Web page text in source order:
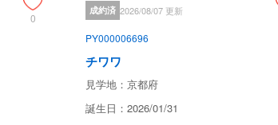
0
成約済 2026/08/07 更新
PY000006696
チワワ
見学地：京都府
誕生日：2026/01/31